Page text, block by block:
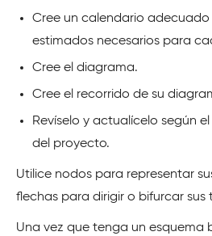
Cree un calendario
estimados necesarios para
Cree el diagrama.
Cree el recorrido de su
Revíselo y actualícelo según
del proyecto.
Utilice nodos para representar
flechas para dirigir o bifurcar sus
Una vez que tenga un esquema